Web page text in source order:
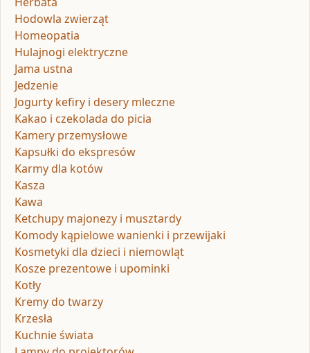
Hodowla zwierząt
Homeopatia
Hulajnogi elektryczne
Jama ustna
Jedzenie
Jogurty kefiry i desery mleczne
Kakao i czekolada do picia
Kamery przemysłowe
Kapsułki do ekspresów
Karmy dla kotów
Kasza
Kawa
Ketchupy majonezy i musztardy
Komody kąpielowe wanienki i przewijaki
Kosmetyki dla dzieci i niemowląt
Kosze prezentowe i upominki
Kotły
Kremy do twarzy
Krzesła
Kuchnie świata